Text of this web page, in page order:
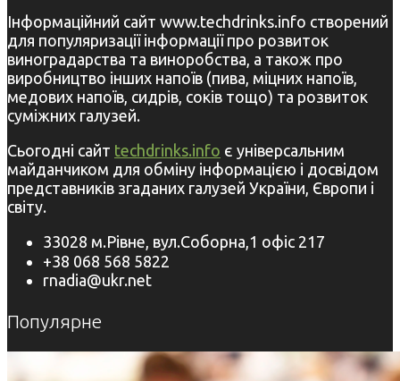
Інформаційний сайт www.techdrinks.info створений
для популяризації інформації про розвиток
виноградарства та виноробства, а також про
виробництво інших напоїв (пива, міцних напоїв,
медових напоїв, сидрів, соків тощо) та розвиток
суміжних галузей.
Сьогодні сайт techdrinks.info є універсальним
майданчиком для обміну інформацією і досвідом
представників згаданих галузей України, Європи і
світу.
33028 м.Рівне, вул.Соборна,1 офіс 217
+38 068 568 5822
rnadia@ukr.net
Популярне